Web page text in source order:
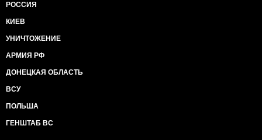
РОССИЯ
КИЕВ
УНИЧТОЖЕНИЕ
АРМИЯ РФ
ДОНЕЦКАЯ ОБЛАСТЬ
ВСУ
ПОЛЬША
ГЕНШТАБ ВС